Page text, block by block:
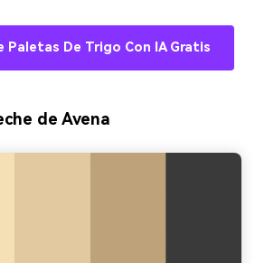
Paletas De Trigo Con IA Gratis
de Avena